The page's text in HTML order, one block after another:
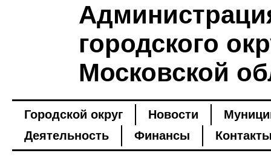
городского
Московской
Городской округ Новости
Деятельность
Финансы